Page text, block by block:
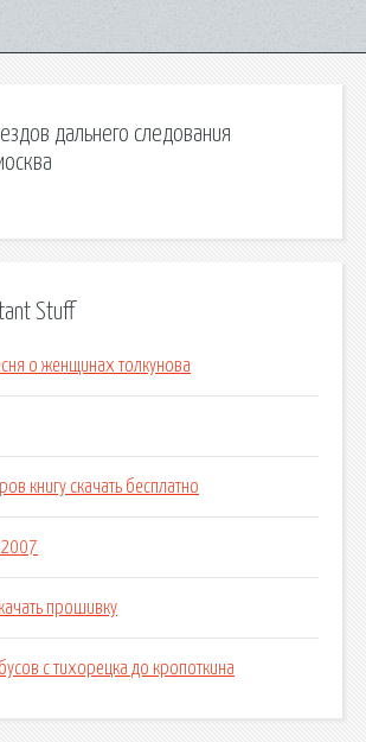
дальнего следования
Stuff
о женщинах толкунова
книгу скачать бесплатно
прошивку
с тихорецка до кропоткина